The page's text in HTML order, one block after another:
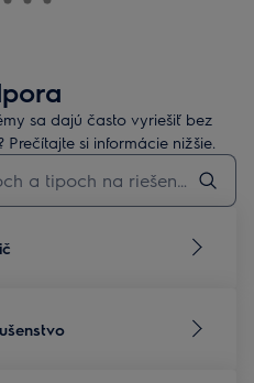
sa dajú často vyriešiť bez
si informácie nižšie.
podpory začnite písať